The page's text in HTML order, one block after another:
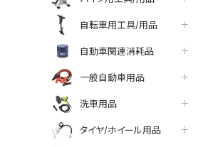
自転車用工具/用品
自動車関連消耗品
一般自動車用品
洗車用品
タイヤ/ホイール用品